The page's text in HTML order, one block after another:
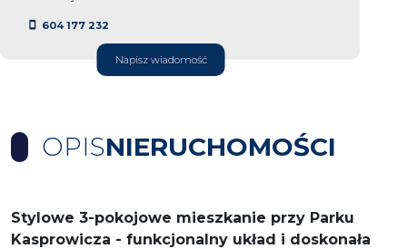
604 177 232
Napisz wiadomość
OPISNIERUCHOMOŚCI
Stylowe 3-pokojowe mieszkanie przy Parku
Kasprowicza - funkcjonalny układ i doskonała